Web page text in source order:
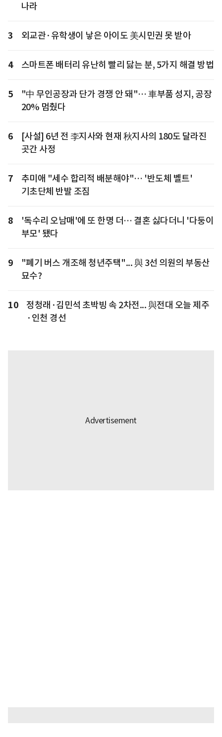
나라
3 외교관·유학생이 낳은 아이도 美시민권 못 받아
4 스마트폰 배터리 유난히 빨리 닳는 분, 5가지 해결 방법
5
"中 무인공장과 단가 경쟁 안 돼"… 車부품 성지, 공장
20% 멈췄다
6
[사설] 6년 전 李지사와 현재 秋지사의 180도 달라진
곳간 사정
7
추미애 "세수 합리적 배분해야"… '반도체 벨트'
기초단체 반발 조짐
8
'독수리 오남매'에 또 한명 더… 결혼 싫다더니 '다둥이
부모' 됐다
9
"폐기 버스 개조해 청년주택"... 與 3선 의원의 부동산
묘수?
10
정청래·김민석 초박빙 속 2차전... 與전대 오늘 제주
·인천 경선